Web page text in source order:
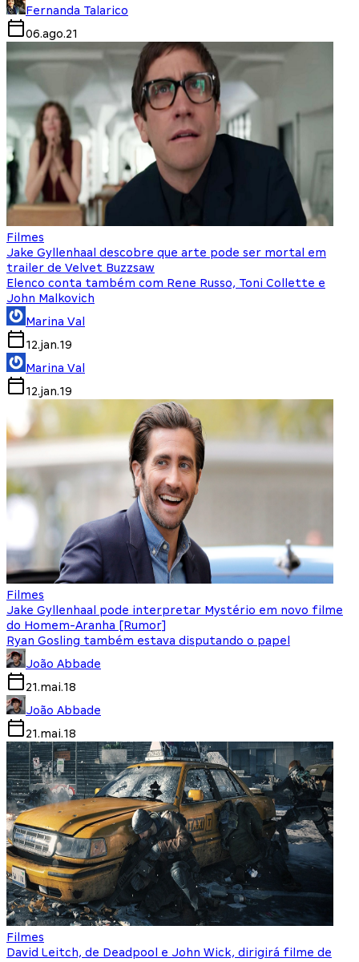
Fernanda Talarico
06.ago.21
Filmes
Jake Gyllenhaal descobre que arte pode ser mortal em
trailer de Velvet Buzzsaw
Elenco conta também com Rene Russo, Toni Collette e
John Malkovich
Marina Val
12.jan.19
Marina Val
12.jan.19
Filmes
Jake Gyllenhaal pode interpretar Mystério em novo filme
do Homem-Aranha [Rumor]
Ryan Gosling também estava disputando o papel
João Abbade
21.mai.18
João Abbade
21.mai.18
Filmes
David Leitch, de Deadpool e John Wick, dirigirá filme de